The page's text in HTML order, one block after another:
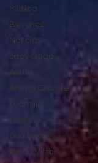
Música
Beyoncé
Anitta
Ariana Grande
Ludmilla
Cinema
Dua Lipa
Pabllo Vittar